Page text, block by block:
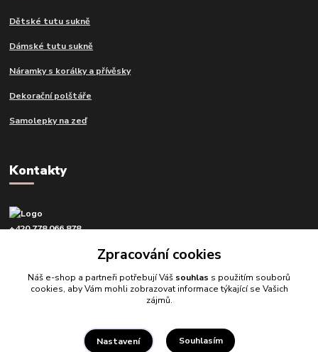
Dětské tutu sukně
Dámské tutu sukně
Náramky s korálky a přívěsky
Dekorační polštáře
Samolepky na zeď
Kontakty
+420 778 066 878
Zpracování cookies
Náš e-shop a partneři potřebují Váš souhlas s použitím souborů
cookies, aby Vám mohli zobrazovat informace týkající se Vašich
zájmů.
Nastavení Souhlasím